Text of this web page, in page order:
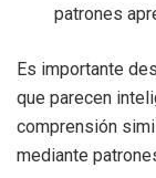
patrones
Es importante
que parecen
comprensión
mediante